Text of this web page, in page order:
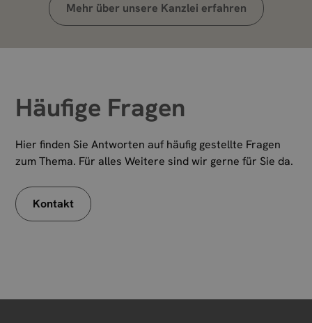
Mehr über unsere Kanzlei erfahren
Häufige Fragen
Hier finden Sie Antworten auf häufig gestellte Fragen
zum Thema. Für alles Weitere sind wir gerne für Sie da.
Kontakt